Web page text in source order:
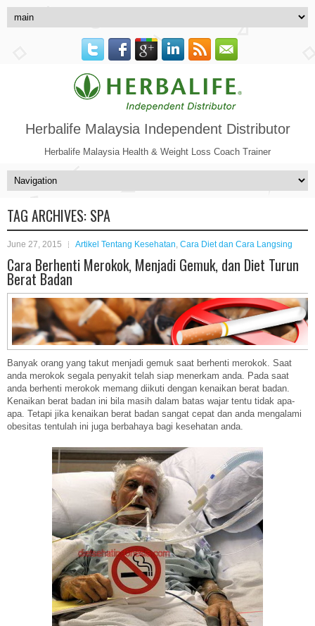
Herbalife Malaysia Independent Distributor
Herbalife Malaysia Health & Weight Loss Coach Trainer
TAG ARCHIVES: SPA
June 27, 2015 Artikel Tentang Kesehatan, Cara Diet dan Cara Langsing
Cara Berhenti Merokok, Menjadi Gemuk, dan Diet Turun
Berat Badan
Banyak orang yang takut menjadi gemuk saat berhenti merokok. Saat
anda merokok segala penyakit telah siap menerkam anda. Pada saat
anda berhenti merokok memang diikuti dengan kenaikan berat badan.
Kenaikan berat badan ini bila masih dalam batas wajar tentu tidak apa-
apa. Tetapi jika kenaikan berat badan sangat cepat dan anda mengalami
obesitas tentulah ini juga berbahaya bagi kesehatan anda.